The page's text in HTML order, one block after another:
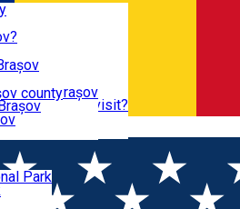
to visit?
- Brașov
county
Park